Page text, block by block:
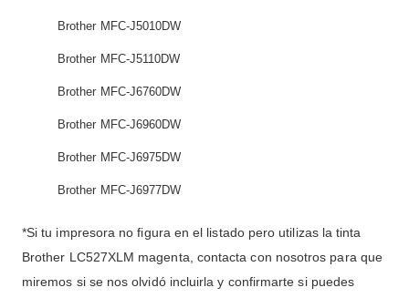
Brother MFC-J5010DW
Brother MFC-J5110DW
Brother MFC-J6760DW
Brother MFC-J6960DW
Brother MFC-J6975DW
Brother MFC-J6977DW
*Si tu impresora no figura en el listado pero utilizas la tinta
Brother LC527XLM magenta, contacta con nosotros para que
miremos si se nos olvidó incluirla y confirmarte si puedes